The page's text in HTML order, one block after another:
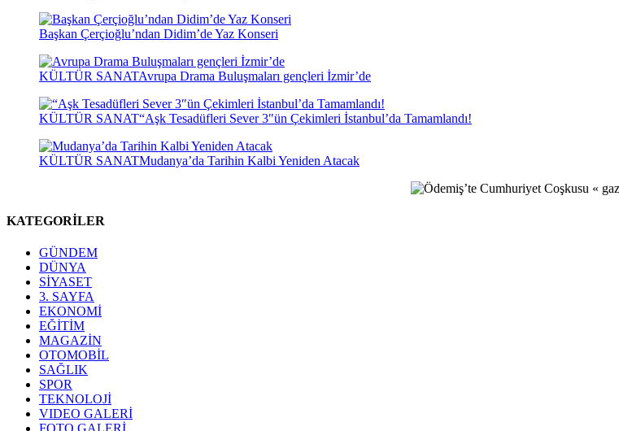
Başkan Çerçioğlu’ndan Didim’de Yaz Konseri
KÜLTÜR SANATAvrupa Drama Buluşmaları gençleri İzmir’de
KÜLTÜR SANAT“Aşk Tesadüfleri Sever 3″ün Çekimleri İstanbul’da Tamamlandı!
KÜLTÜR SANATMudanya’da Tarihin Kalbi Yeniden Atacak
KATEGORİLER
GÜNDEM
DÜNYA
SİYASET
3. SAYFA
EKONOMİ
EĞİTİM
MAGAZİN
OTOMOBİL
SAĞLIK
SPOR
TEKNOLOJİ
VIDEO GALERİ
FOTO GALERİ